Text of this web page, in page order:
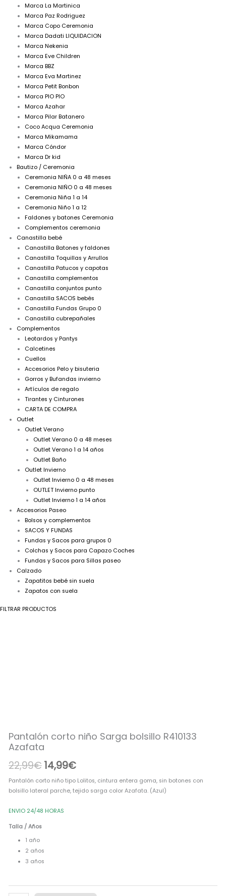
Marca La Martinica
Marca Paz Rodriguez
Marca Copo Ceremonia
Marca Dadati LIQUIDACION
Marca Nekenia
Marca Eve Children
Marca BBZ
Marca Eva Martinez
Marca Petit Bonbon
Marca PIO PIO
Marca Azahar
Marca Pilar Batanero
Coco Acqua Ceremonia
Marca Mikamama
Marca Cóndor
Marca Dr kid
Bautizo / Ceremonia
Ceremonia NIÑA 0 a 48 meses
Ceremonia NIÑO 0 a 48 meses
Ceremonia Niña 1 a 14
Ceremonia Niño 1 a 12
Faldones y batones Ceremonia
Complementos ceremonia
Canastilla bebé
Canastilla Batones y faldones
Canastilla Toquillas y Arrullos
Canastilla Patucos y capotas
Canastilla complementos
Canastilla conjuntos punto
Canastilla SACOS bebés
Canastilla Fundas Grupo 0
Canastilla cubrepañales
Complementos
Leotardos y Pantys
Calcetines
Cuellos
Accesorios Pelo y bisuteria
Gorros y Bufandas invierno
Artículos de regalo
Tirantes y Cinturones
CARTA DE COMPRA
Outlet
Outlet Verano
Outlet Verano 0 a 48 meses
Outlet Verano 1 a 14 años
Outlet Baño
Outlet Invierno
Outlet Invierno 0 a 48 meses
OUTLET Invierno punto
Outlet Invierno 1 a 14 años
Accesorios Paseo
Bolsos y complementos
SACOS Y FUNDAS
Fundas y Sacos para grupos 0
Colchas y Sacos para Capazo Coches
Fundas y Sacos para Sillas paseo
Calzado
Zapatitos bebé sin suela
Zapatos con suela
FILTRAR PRODUCTOS
Pantalón corto niño Sarga bolsillo R410133
Azafata
22,99€14,99€
Pantalón corto niño tipo Lolitos, cintura entera goma, sin botones con
bolsillo lateral parche, tejido sarga color Azafata. (Azul)
ENVIO 24/48 HORAS
Talla / Años
1 año
2 años
3 años